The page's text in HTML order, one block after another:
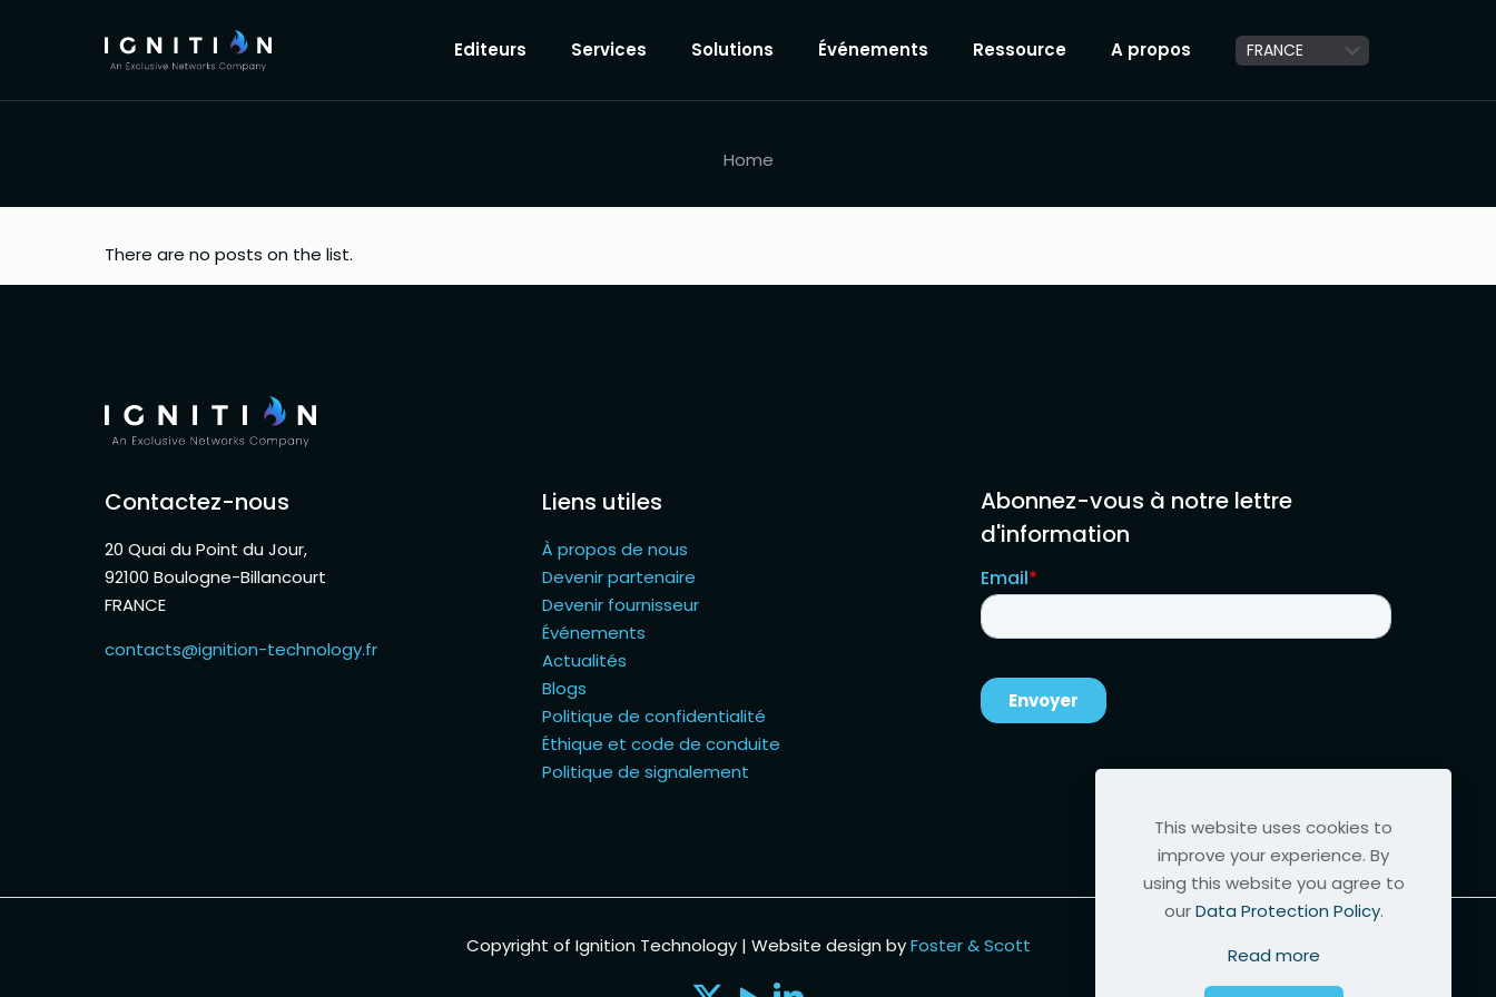
Editeurs Services Solutions Événements Ressource A propos
Home
There are no posts on the list.
Contactez-nous
20 Quai du Point du Jour,
92100 Boulogne-Billancourt
FRANCE
contacts@ignition-technology.fr
Liens utiles
À propos de nous
Devenir partenaire
Devenir fournisseur
Événements
Actualités
Blogs
Politique de confidentialité
Éthique et code de conduite
Politique de signalement
Abonnez-vous à notre lettre
d'information
Copyright of Ignition Technology | Website design byFoster & Scott
This website uses cookies to
improve your experience. By
using this website you agree to
ourData Protection Policy.
Read more